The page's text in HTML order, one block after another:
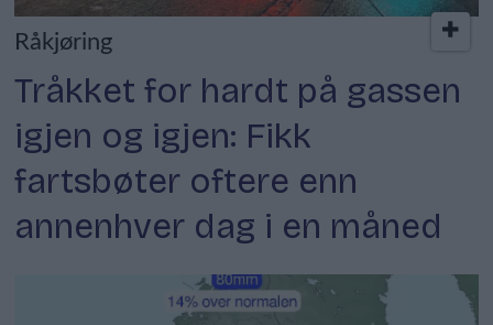
Råkjøring
Tråkket for hardt på gassen
igjen og igjen: Fikk
fartsbøter oftere enn
annenhver dag i en måned